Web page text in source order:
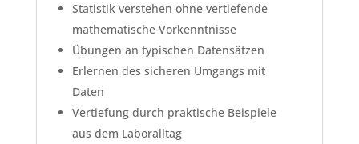
Statistik verstehen ohne vertiefende
mathematische Vorkenntnisse
Übungen an typischen Datensätzen
Erlernen des sicheren Umgangs mit
Daten
Vertiefung durch praktische Beispiele
aus dem Laboralltag